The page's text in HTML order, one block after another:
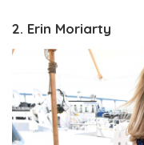
2. Erin Moriarty